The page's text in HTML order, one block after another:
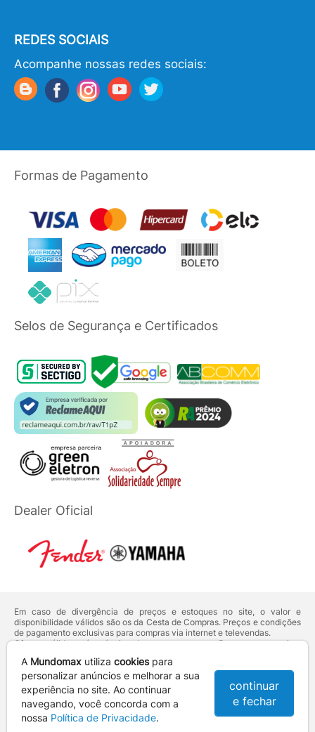
REDES SOCIAIS
Acompanhe nossas redes sociais:
Formas de Pagamento
Selos de Segurança e Certificados
Dealer Oficial
Em caso de divergência de preços e estoques no site, o valor e
disponibilidade válidos são os da Cesta de Compras. Preços e condições
de pagamento exclusivas para compras via internet e televendas.
Ofertas válidas até o término de nossos estoques. Para compras acima
deVenda Corporativa.
Os preços apresentados no site prevalecem sobre outros anunciados em
qualquer outro meio de comunicação ou sites de buscas. Código de
Defesa do Consumidor:Lei nº 8.078.
Vendas sujeitas à confirmação de dados e análises de crédito e risco.
A Mundomax utiliza cookiespara
personalizar anúncios e melhorar a sua
experiência no site. Ao continuar
navegando, você concorda com a
nossa Política de Privacidade.
continuar
e fechar